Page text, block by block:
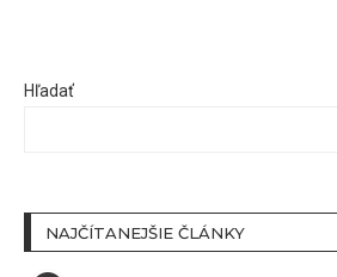
Hľadať
NAJČÍTANEJŠIE ČLÁNKY